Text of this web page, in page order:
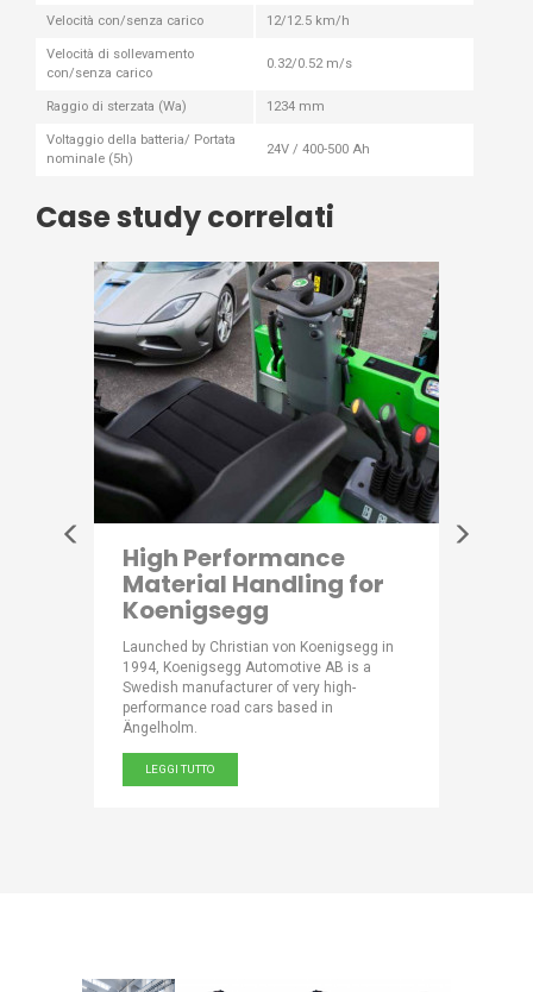
Velocità con/senza carico 12/12.5 km/h
Velocità di sollevamento
con/senza carico
0.32/0.52 m/s
Raggio di sterzata (Wa) 1234 mm
Voltaggio della batteria/ Portata
nominale (5h)
24V / 400-500 Ah
Case study correlati
High Performance
Material Handling for
Koenigsegg
Launched by Christian von Koenigsegg in
1994, Koenigsegg Automotive AB is a
Swedish manufacturer of very high-
performance road cars based in
Ängelholm.
LEGGI TUTTO